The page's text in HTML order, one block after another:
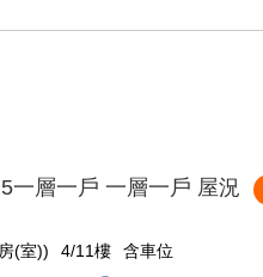
一層一戶 一層一戶 屋況
(室)) 4/11樓 含車位